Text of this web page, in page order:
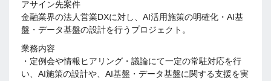
アサイン先案件
金融業界の法人営業DXに対し、AI活用施策の明確化・AI基
盤・データ基盤の設計を行うプロジェクト。
業務内容
・定例会や情報ヒアリング・議論にて一定の常駐対応を行
い、AI施策の設計や、AI基盤・データ基盤に関する支援を実